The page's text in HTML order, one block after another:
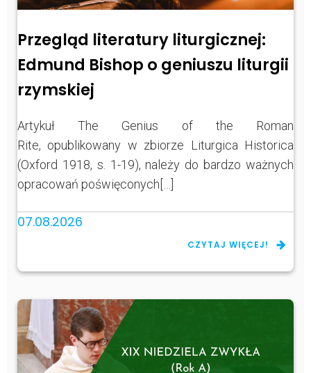
Przegląd literatury liturgicznej:
Edmund Bishop o geniuszu liturgii
rzymskiej
Artykuł The Genius of the Roman
Rite, opublikowany w zbiorze Liturgica Historica
(Oxford 1918, s. 1-19), należy do bardzo ważnych
opracowań poświęconych[…]
07.08.2026
CZYTAJ WIĘCEJ!